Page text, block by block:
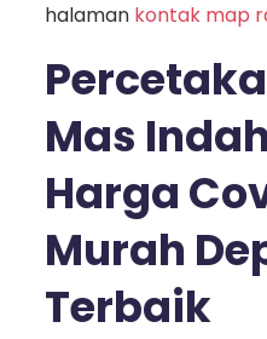
halaman kontak map
Mas
Harga
Murah
Terbaik